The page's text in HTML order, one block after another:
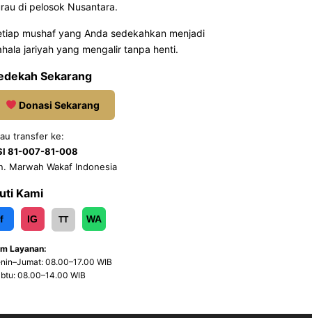
di pelosok Nusantara.
mushaf yang Anda sedekahkan menjadi
jariyah yang mengalir tanpa henti.
Sekarang
Donasi Sekarang
transfer ke:
81-007-81-008
Marwah Wakaf Indonesia
Kami
f IG TT WA
Layanan:
08.00–17.00 WIB
08.00–14.00 WIB